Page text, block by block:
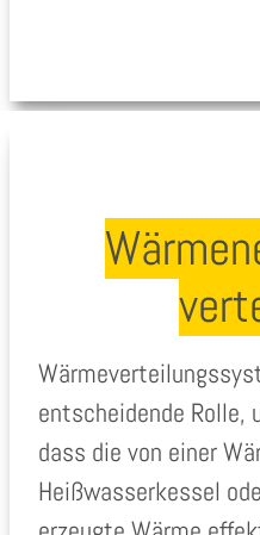
entscheidende Rolle,
dass die von einer
Heißwasserkessel